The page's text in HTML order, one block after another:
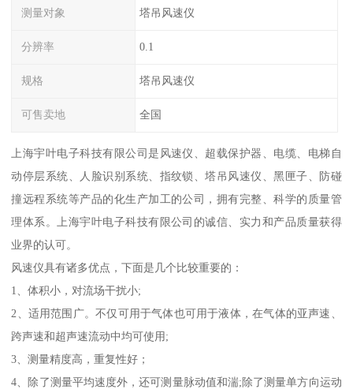
测量对象 塔吊风速仪
分辨率 0.1
规格 塔吊风速仪
可售卖地 全国
上海宇叶电子科技有限公司是风速仪、超载保护器、电缆、电梯自
动停层系统、人脸识别系统、指纹锁、塔吊风速仪、黑匣子、防碰
撞远程系统等产品的化生产加工的公司，拥有完整、科学的质量管
理体系。上海宇叶电子科技有限公司的诚信、实力和产品质量获得
业界的认可。
风速仪具有诸多优点，下面是几个比较重要的：
1、体积小，对流场干扰小;
2、适用范围广。不仅可用于气体也可用于液体，在气体的亚声速、
跨声速和超声速流动中均可使用;
3、测量精度高，重复性好；
4、除了测量平均速度外，还可测量脉动值和湍;除了测量单方向运动